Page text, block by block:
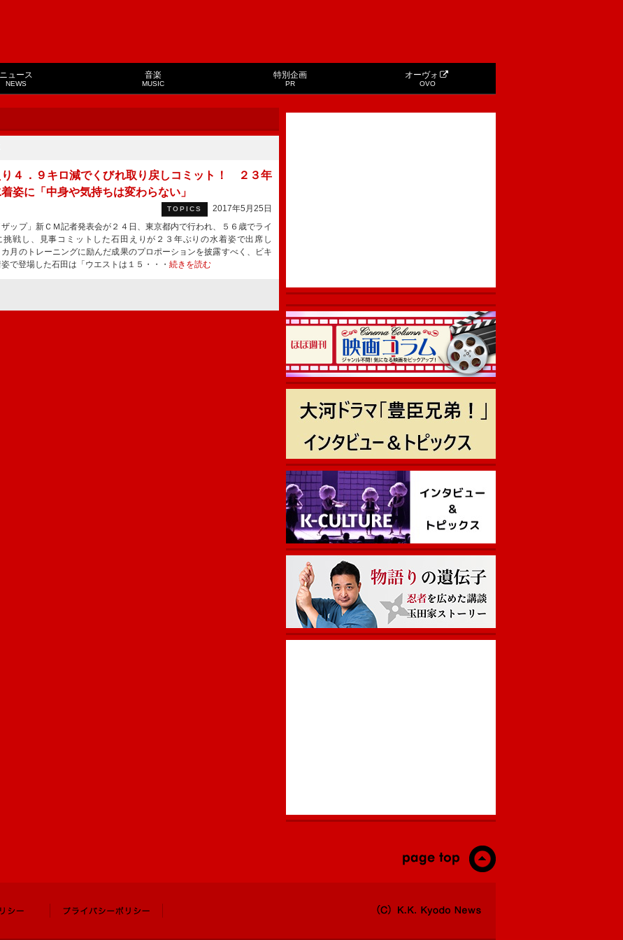
ニュース
NEWS
音楽
MUSIC
特別企画
PR
オーヴォ
OVO
り４．９キロ減でくびれ取り戻しコミット！ ２３年
姿に「中身や気持ちは変わらない」
TOPICS
2017年5月25日
ップ」新ＣＭ記者発表会が２４日、東京都内で行われ、５６歳でライ
挑戦し、見事コミットした石田えりが２３年ぶりの水着姿で出席し
月のトレーニングに励んだ成果のプロポーションを披露すべく、ビキ
で登場した石田は「ウエストは１５・・・ 続きを読む